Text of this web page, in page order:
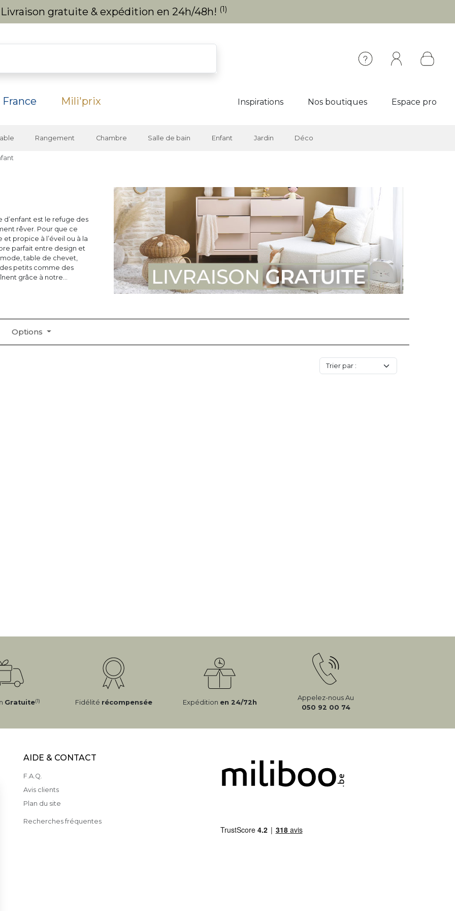
Livraison gratuite & expédition en 24h/48h! (1)
Mili'prix Inspirations Nos boutiques Espace pro
Rangement Chambre Salle de bain Enfant Jardin Déco
est le refuge des
rêver. Pour que ce
propice à l’éveil ou à la
parfait entre design et
table de chevet,
petits comme des
grâce à notre
Options
Gratuite(1) Fidélité récompensée Expédition en 24/72h
Appelez-nous Au
050 92 00 74
AIDE & CONTACT
F.A.Q.
Avis clients
Plan du site
Recherches fréquentes